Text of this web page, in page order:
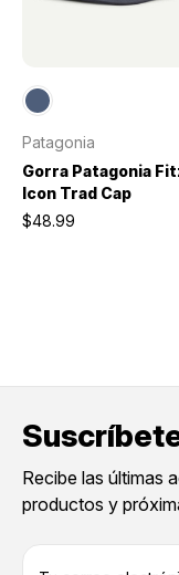
Patagonia
Gorra Patagonia
Icon Trad Cap
$48.99
Recibe las últimas
productos y